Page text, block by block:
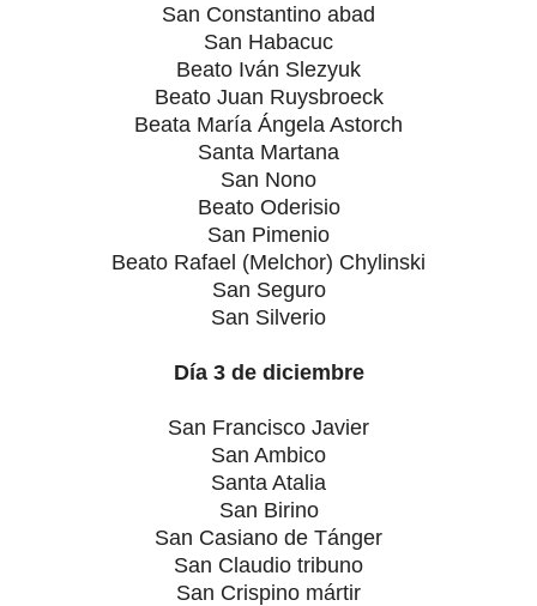
San Constantino abad
San Habacuc
Beato Iván Slezyuk
Beato Juan Ruysbroeck
Beata María Ángela Astorch
Santa Martana
San Nono
Beato Oderisio
San Pimenio
Beato Rafael (Melchor) Chylinski
San Seguro
San Silverio
Día 3 de diciembre
San Francisco Javier
San Ambico
Santa Atalia
San Birino
San Casiano de Tánger
San Claudio tribuno
San Crispino mártir